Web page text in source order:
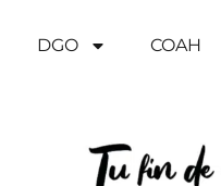
DGO COAH